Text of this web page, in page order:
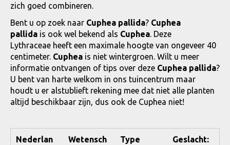
zich goed combineren.
Bent u op zoek naar Cuphea pallida? Cuphea
pallida is ook wel bekend als Cuphea. Deze
Lythraceae heeft een maximale hoogte van ongeveer 40
centimeter. Cuphea is niet wintergroen. Wilt u meer
informatie ontvangen of tips over deze Cuphea pallida?
U bent van harte welkom in ons tuincentrum maar
houdt u er alstublieft rekening mee dat niet alle planten
altijd beschikbaar zijn, dus ook de Cuphea niet!
Nederlan
Wetensch
Type
Geslacht: